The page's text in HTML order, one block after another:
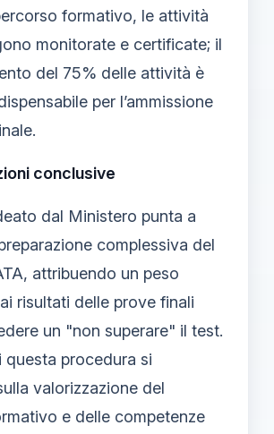
formativo, le attività
monitorate e certificate; il
del 75% delle attività è
per l’ammissione
conclusive
dal Ministero punta a
complessiva del
attribuendo un peso
risultati delle prove finali
un "non superare" il test.
questa procedura si
valorizzazione del
e delle competenze